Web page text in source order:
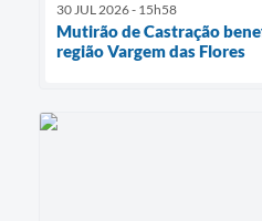
30 JUL 2026 - 15h58
Mutirão de Castração
região Vargem das Flores